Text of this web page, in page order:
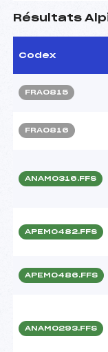
Résultats
Codex
FRA0815
FRA0816
ANAM0316.FFS
APEM0482.FFS
APEM0486.FFS
ANAM0293.FFS